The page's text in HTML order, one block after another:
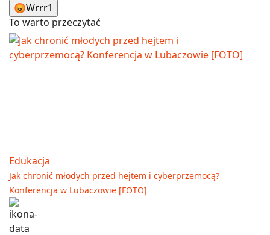
😡Wrrr1
To warto przeczytać
Edukacja
Jak chronić młodych przed hejtem i cyberprzemocą?
Konferencja w Lubaczowie [FOTO]